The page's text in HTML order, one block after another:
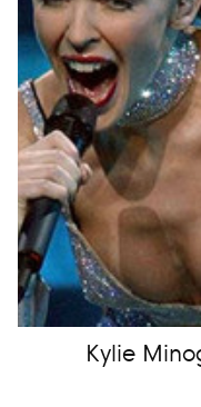
Kylie